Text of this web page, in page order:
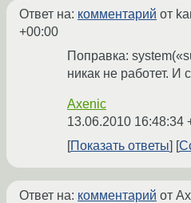
Ответ на: комментарий от
+00:00
Поправка:
никак не работет. И
Axenic
13.06.2010 16:48:34
Показать ответы
Ответ на: комментарий от